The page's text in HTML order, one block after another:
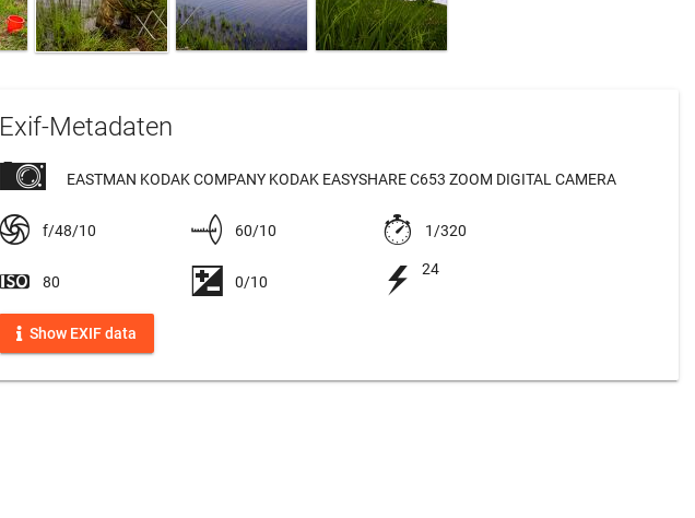
Exif-Metadaten
EASTMAN KODAK COMPANY KODAK EASYSHARE C653 ZOOM DIGITAL CAMERA
f/48/10 60/10 1/320
80 0/10
24
Show EXIF data